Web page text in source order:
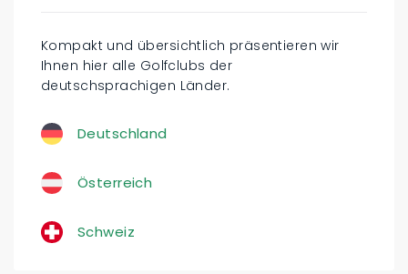
Kompakt und übersichtlich präsentieren wir
Ihnen hier alle Golfclubs der
deutschsprachigen Länder.
Deutschland
Österreich
Schweiz